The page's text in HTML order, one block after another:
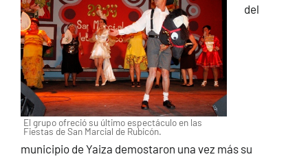
El grupo ofreció su último espectáculo en las
Fiestas de San Marcial de Rubicón.
del
municipio de Yaiza demostaron una vez más su